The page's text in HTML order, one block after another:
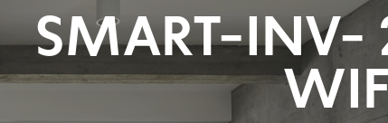
SMART-INV-